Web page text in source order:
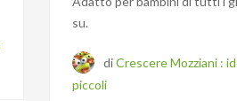
su.
diCrescere Mozziani :
piccoli